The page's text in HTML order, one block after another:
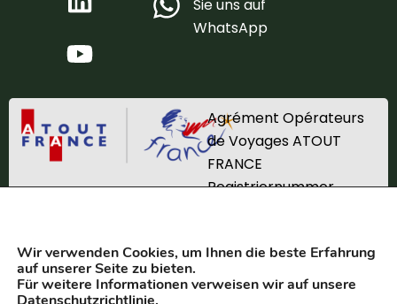
Sie uns auf
WhatsApp
Agrément Opérateurs
de Voyages ATOUT
FRANCE
Registriernummer
SPUREN SAS 2025. Alle Rechte vorbehalten. Realisiert von
Equilateral
Wir verwenden Cookies, um Ihnen die beste Erfahrung
auf unserer Seite zu bieten.
Für weitere Informationen verweisen wir auf unsere